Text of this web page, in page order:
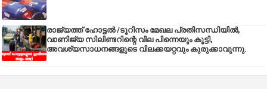
രാജ്യത്ത് ഹോട്ടൽ /ടൂറിസം മേഖല പ്രതിസന്ധിയിൽ,
വാണിജ്യ സിലിണ്ടറിന്റെ വില പിന്നെയും കൂട്ടി,
അവശ്യസാധനങ്ങളുടെ വിലക്കയറ്റവും കുരുക്കാവുന്നു.